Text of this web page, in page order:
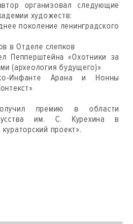
организовал следующие
художеств:
поколение ленинградского
в Отделе слепков
Пепперштейна «Охотники за
(археология будущего)»
Инфанте Арана и Нонны
премию в области
им. С. Курехина в
проект».